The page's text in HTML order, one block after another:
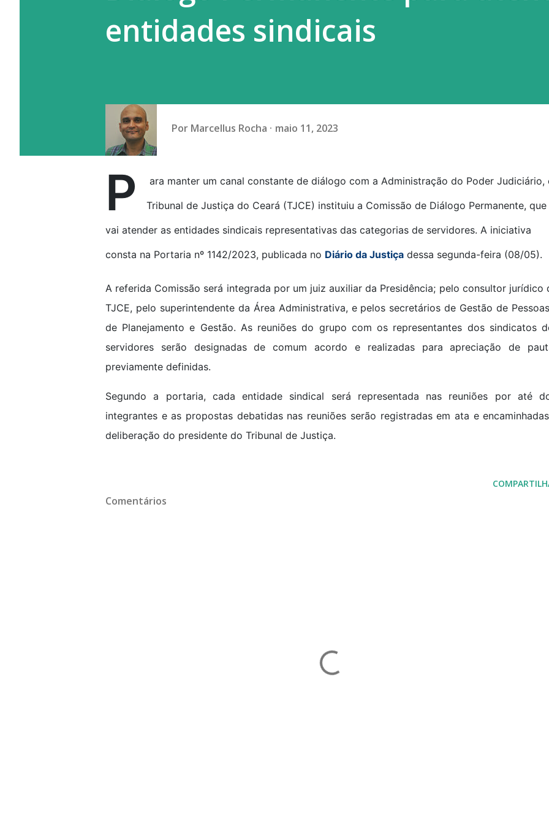
entidades sindicais
Por Marcellus Rocha maio 11, 2023
P
ara manter um canal constante de diálogo com a Administração do Poder Judiciário,
Tribunal de Justiça do Ceará (TJCE) instituiu a Comissão de Diálogo Permanente, que
vai atender as entidades sindicais representativas das categorias de servidores. A iniciativa
consta na Portaria nº 1142/2023, publicada no Diário da Justiça dessa segunda-feira (08/05).
A referida Comissão será integrada por um juiz auxiliar da Presidência; pelo consultor jurídico
TJCE, pelo superintendente da Área Administrativa, e pelos secretários de Gestão de
de Planejamento e Gestão. As reuniões do grupo com os representantes dos sindicatos
servidores serão designadas de comum acordo e realizadas para apreciação de
previamente definidas.
Segundo a portaria, cada entidade sindical será representada nas reuniões por até
integrantes e as propostas debatidas nas reuniões serão registradas em ata e
deliberação do presidente do Tribunal de Justiça.
Comentários